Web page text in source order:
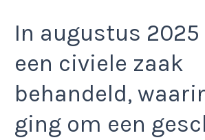
In augustus 2025
een civiele zaak
behandeld,
ging om een